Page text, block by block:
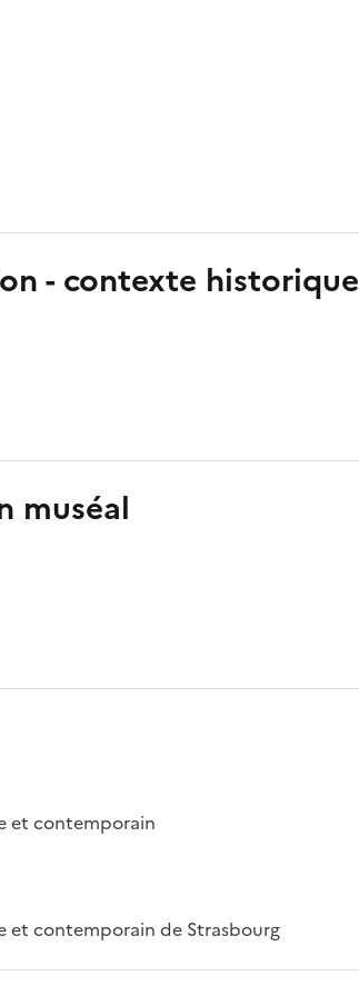
- contexte historique
muséal
et contemporain
et contemporain de Strasbourg